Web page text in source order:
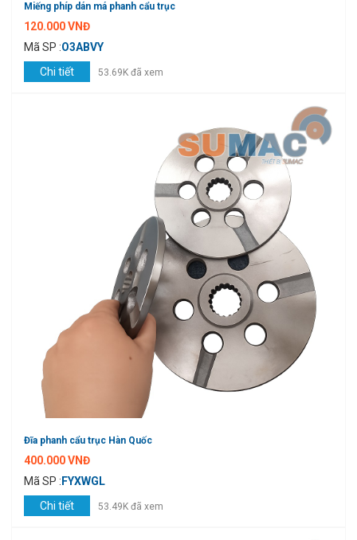
Miếng phíp dán má phanh cẩu trục
120.000 VNĐ
Mã SP :O3ABVY
Chi tiết
53.69K đã xem
Đĩa phanh cẩu trục Hàn Quốc
400.000 VNĐ
Mã SP : FYXWGL
Chi tiết
53.49K đã xem